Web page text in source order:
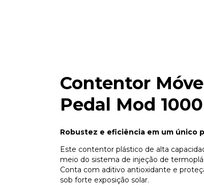
Contentor
Pedal Mod
Robustez e eficiência em um único
Este contentor plástico de alta
meio do sistema de injeção de
Conta com aditivo antioxidante e
sob forte exposição solar.